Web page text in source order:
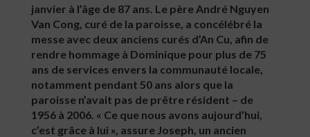
janvier à l’âge de 87 ans. Le père André Nguyen
Van Cong, curé de la paroisse, a concélébré la
messe avec deux anciens curés d’An Cu, afin de
rendre hommage à Dominique pour plus de 75
ans de services envers la communauté locale,
notamment pendant 50 ans alors que la
paroisse n’avait pas de prêtre résident – de
1956 à 2006. « Ce que nous avons aujourd’hui,
c’est grâce à lui », assure Joseph, un ancien